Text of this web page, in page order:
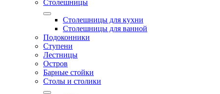
Столешницы
Столешницы для кухни
Столешницы для ванной
Подоконники
Ступени
Лестницы
Остров
Барные стойки
Столы и столики